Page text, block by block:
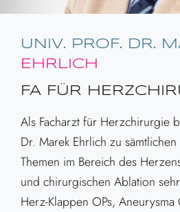
UNIV. PROF. DR.
EHRLICH
FA FÜR
Als Facharzt für Herzchirurgie
Dr. Marek Ehrlich zu
Themen im Bereich des
und chirurgischen Ablation
Herz-Klappen OPs,